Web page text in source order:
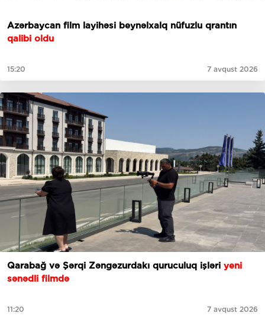
Azərbaycan film layihəsi beynəlxalq nüfuzlu qrantın
qalibi oldu
15:20 7 avqust 2026
Qarabağ və Şərqi Zəngəzurdakı quruculuq işləri yeni
sənədli filmdə
11:20 7 avqust 2026